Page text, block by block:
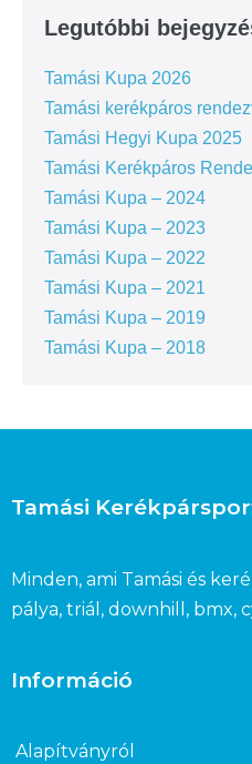
Legutóbbi
Tamási Kupa 2026
Tamási kerékpáros
Tamási Hegyi Kupa 2025
Tamási Kerékpáros
Tamási Kupa – 2024
Tamási Kupa – 2023
Tamási Kupa – 2022
Tamási Kupa – 2021
Tamási Kupa – 2019
Tamási Kupa – 2018
Tamási
Minden, ami Tamási és
pálya, triál, downhill, bmx,
Információ
Alapítványról